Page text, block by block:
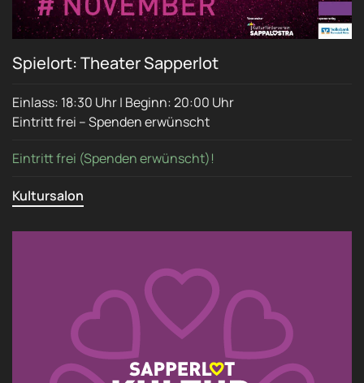
Spielort: Theater Sapperlot
Einlass: 18:30 Uhr | Beginn: 20:00 Uhr
Eintritt frei – Spenden erwünscht
Eintritt frei (Spenden erwünscht)!
Kultursalon